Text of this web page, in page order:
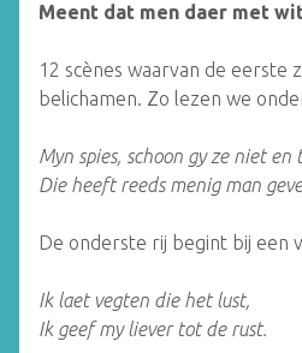
Meent dat men daer met
12 scènes waarvan de eerste
belichamen. Zo lezen we
Myn spies, schoon gy ze niet en
Die heeft reeds menig man
De onderste rij begint bij een
Ik laet vegten die het lust,
Ik geef my liever tot de rust.